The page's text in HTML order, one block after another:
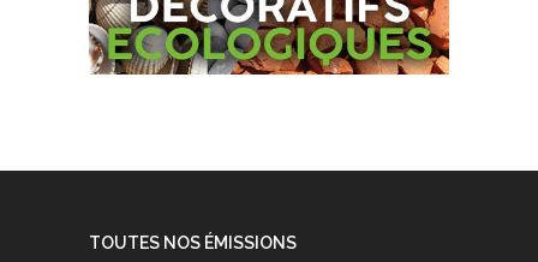
TOUTES NOS ÉMISSIONS